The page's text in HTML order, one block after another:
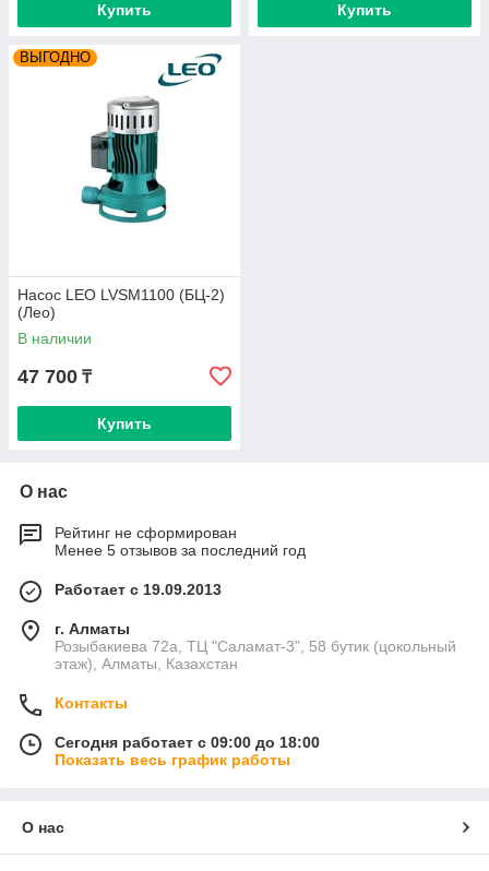
Купить Купить
ВЫГОДНО
Насос LEO LVSM1100 (БЦ-2)
(Лео)
В наличии
47 700 ₸
Купить
О нас
Рейтинг не сформирован
Менее 5 отзывов за последний год
Работает с 19.09.2013
г. Алматы
Розыбакиева 72а, ТЦ "Саламат-3", 58 бутик (цокольный
этаж), Алматы, Казахстан
Контакты
Сегодня работает с 09:00 до 18:00
Показать весь график работы
О нас